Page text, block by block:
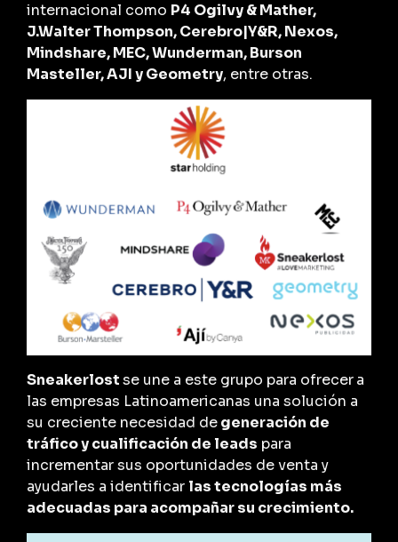
internacional como P4 Ogilvy & Mather,
J.Walter Thompson, Cerebro|Y&R, Nexos,
Mindshare, MEC, Wunderman, Burson
Masteller, AJI y Geometry, entre otras.
Sneakerlostse une a este grupo para ofrecera
las empresas Latinoamericanas una solución a
su creciente necesidad degeneración de
tráfico y cualificación de leads para
incrementar sus oportunidades de venta y
ayudarles a identificar las tecnologías más
adecuadas para acompañar su crecimiento.